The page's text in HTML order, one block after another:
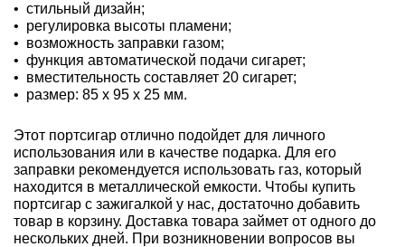
• стильный дизайн;
• регулировка высоты пламени;
• возможность заправки газом;
• функция автоматической подачи сигарет;
• вместительность составляет 20 сигарет;
• размер: 85 х 95 х 25 мм.
Этот портсигар отлично подойдет для личного
использования или в качестве подарка. Для его
заправки рекомендуется использовать газ, который
находится в металлической емкости. Чтобы купить
портсигар с зажигалкой у нас, достаточно добавить
товар в корзину. Доставка товара займет от одного до
нескольких дней. При возникновении вопросов вы